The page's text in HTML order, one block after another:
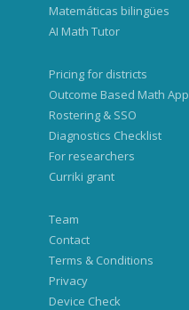
Matemáticas bilingües
AI Math Tutor
Pricing for districts
Outcome Based Math App
Rostering & SSO
Diagnostics Checklist
For researchers
Curriki grant
Team
Contact
Terms & Conditions
Privacy
Device Check